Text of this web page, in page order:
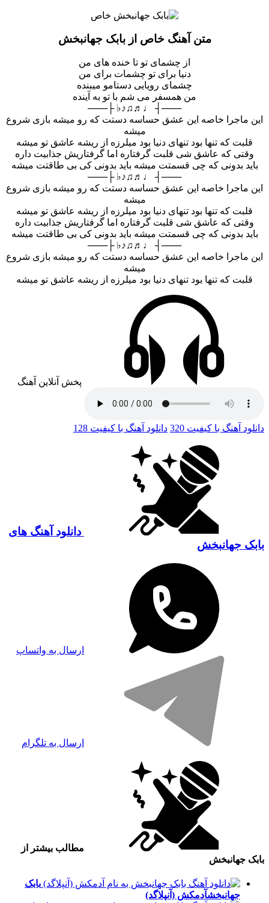
متن آهنگ خاص از بابک جهانبخش
از چشمای تو تا خنده های من
دنیا برای تو چشمات برای من
چشمای رویایی دستامو میبنده
من همسفر می شم با تو به آینده
───┤ ♩♬♫♪♭ ├───
این ماجرا خاصه این عشق حساسه دستت که رو میشه بازی شروع
میشه
قلبت که تنها بود تنهای دنیا بود میلرزه از ریشه عاشق تو میشه
وقتی که عاشق شی قلبت گرفتاره اما گرفتاریش جذابیت داره
باید بدونی که چی قسمتت میشه باید بدونی کی بی طاقتت میشه
───┤ ♩♬♫♪♭ ├───
این ماجرا خاصه این عشق حساسه دستت که رو میشه بازی شروع
میشه
قلبت که تنها بود تنهای دنیا بود میلرزه از ریشه عاشق تو میشه
وقتی که عاشق شی قلبت گرفتاره اما گرفتاریش جذابیت داره
باید بدونی که چی قسمتت میشه باید بدونی کی بی طاقتت میشه
───┤ ♩♬♫♪♭ ├───
این ماجرا خاصه این عشق حساسه دستت که رو میشه بازی شروع
میشه
قلبت که تنها بود تنهای دنیا بود میلرزه از ریشه عاشق تو میشه
پخش آنلاین آهنگ
دانلود آهنگ با کیفیت 320 دانلود آهنگ با کیفیت 128
دانلود آهنگ های
بابک جهانبخش
ارسال به واتساپ
ارسال به تلگرام
مطالب بیشتر از
بابک جهانبخش
بابک
جهانبخشآدمکش (آنپلاگد)